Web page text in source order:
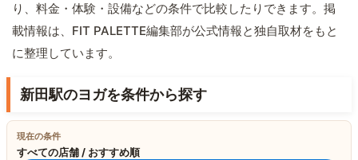
り、料金・体験・設備などの条件で比較したりできます。掲
載情報は、FIT PALETTE編集部が公式情報と独自取材をもと
に整理しています。
新田駅のヨガを条件から探す
現在の条件
すべての店舗 / おすすめ順